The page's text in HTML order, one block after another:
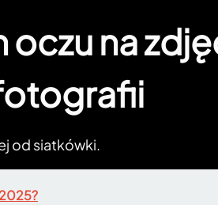
na
od siatkówki.